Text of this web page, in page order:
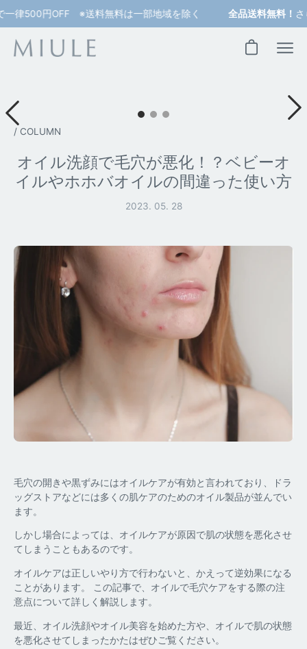
ン
OFF ※送料無料は一部地域を除く 全品送料無料！さらに
カートを開く
/ COLUMN
オイル洗顔で毛穴が悪化！？ベビーオ
イルやホホバオイルの間違った使い方
2023. 05. 28
毛穴の開きや黒ずみにはオイルケアが有効と言われており、ドラ
ッグストアなどには多くの肌ケアのためのオイル製品が並んでい
ます。
しかし場合によっては、オイルケアが原因で肌の状態を悪化させ
てしまうこともあるのです。
オイルケアは正しいやり方で行わないと、かえって逆効果になる
ことがあります。 この記事で、オイルで毛穴ケアをする際の注
意点について詳しく解説します。
最近、オイル洗顔やオイル美容を始めた方や、オイルで肌の状態
を悪化させてしまったかたはぜひご覧ください。